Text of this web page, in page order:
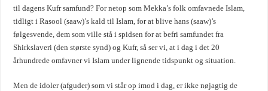
til dagens Kufr samfund? For netop som Mekka’s folk omfavnede Islam,
tidligt i Rasool (saaw)’s kald til Islam, for at blive hans (saaw)’s
følgesvende, dem som ville stå i spidsen for at befri samfundet fra
Shirkslaveri (den største synd) og Kufr, så ser vi, at i dag i det 20
århundrede omfavner vi Islam under lignende tidspunkt og situation.
Men de idoler (afguder) som vi står op imod i dag, er ikke nøjagtig de